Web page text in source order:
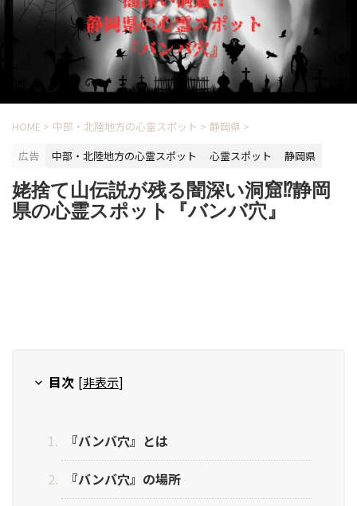
HOME > 中部・北陸地方の心霊スポット > 静岡県 >
広告
中部・北陸地方の心霊スポット 心霊スポット 静岡県
姥捨て山伝説が残る闇深い洞窟⁉静岡
県の心霊スポット『バンバ穴』
目次 [非表示]
『バンバ穴』とは
『バンバ穴』の場所